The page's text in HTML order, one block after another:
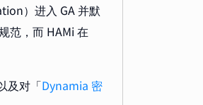
）进入 GA 并默
范，而 HAMi 在
及对「Dynamia 密